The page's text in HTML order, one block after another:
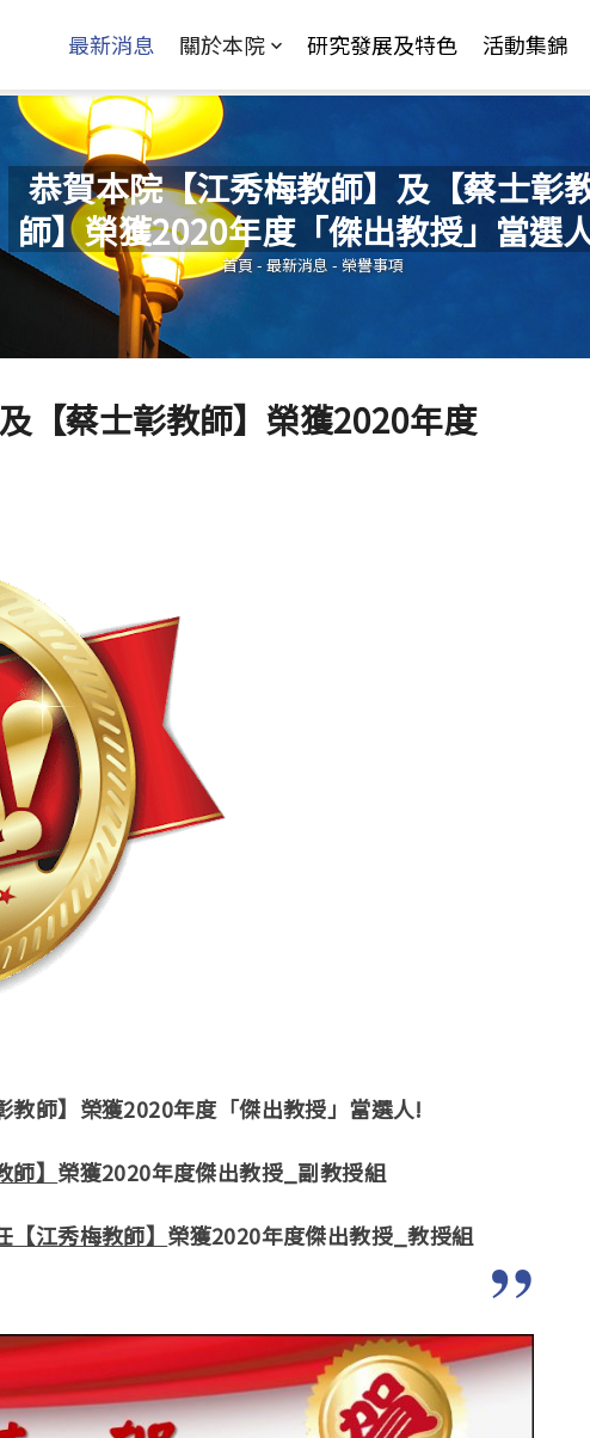
最新消息 關於本院 研究發展及特色 活動集錦
恭賀本院【江秀梅教師】及【蔡士彰
師】榮獲2020年度「傑出教授」當選
您在這裡
首頁 - 最新消息 - 榮譽事項
【蔡士彰教師】榮獲2020年度
教師】榮獲2020年度「傑出教授」當選人!
】 榮獲2020年度傑出教授_副教授組
江秀梅教師】 榮獲2020年度傑出教授_教授組